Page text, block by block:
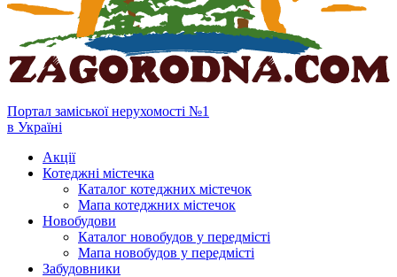
Портал заміської нерухомості №1
в Україні
Акції
Котеджні містечка
Каталог котеджних містечок
Мапа котеджних містечок
Новобудови
Каталог новобудов у передмісті
Мапа новобудов у передмісті
Забудовники